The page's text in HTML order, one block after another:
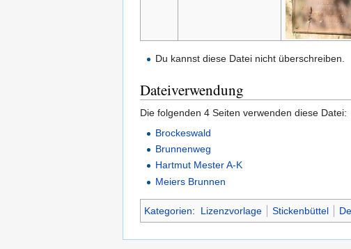
Du kannst diese Datei nicht überschreiben.
Dateiverwendung
Die folgenden 4 Seiten verwenden diese Datei:
Brockeswald
Brunnenweg
Hartmut Mester A-K
Meiers Brunnen
Kategorien: Lizenzvorlage Stickenbüttel